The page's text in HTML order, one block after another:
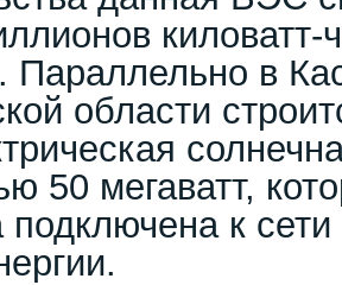
киловатт-
Параллельно в
области
50 мегаватт,
к сети